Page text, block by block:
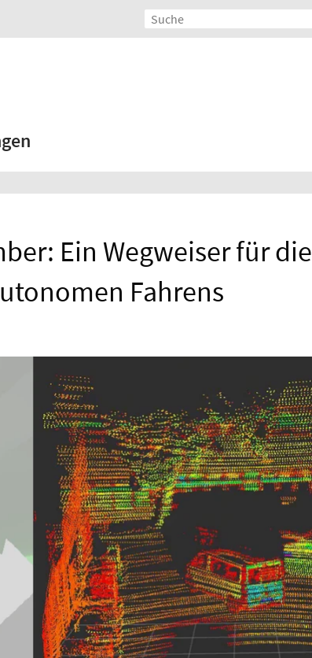
Ein Wegweiser für die
Fahrens